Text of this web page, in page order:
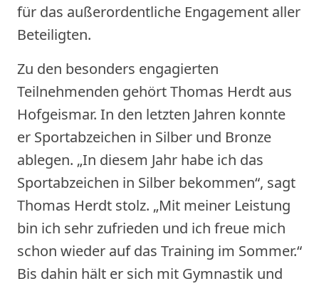
für das außerordentliche Engagement aller
Beteiligten.
Zu den besonders engagierten
Teilnehmenden gehört Thomas Herdt aus
Hofgeismar. In den letzten Jahren konnte
er Sportabzeichen in Silber und Bronze
ablegen. „In diesem Jahr habe ich das
Sportabzeichen in Silber bekommen“, sagt
Thomas Herdt stolz. „Mit meiner Leistung
bin ich sehr zufrieden und ich freue mich
schon wieder auf das Training im Sommer.“
Bis dahin hält er sich mit Gymnastik und